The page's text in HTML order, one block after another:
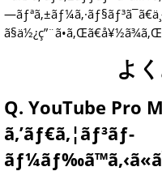
よ
Q. YouTube Pro
ã‚’ãƒ€ã‚¦ãƒ³ãƒ­